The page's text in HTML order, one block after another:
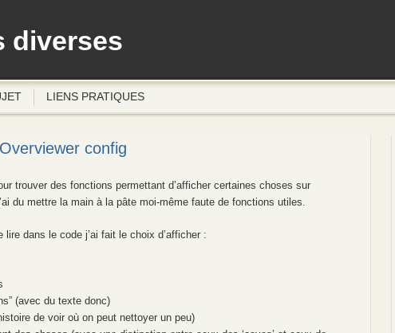
diverses
LIENS PRATIQUES
config
trouver des fonctions permettant d’afficher certaines choses sur
du mettre la main à la pâte moi-même faute de fonctions utiles.
lire dans le code j’ai fait le choix d’afficher :
(avec du texte donc)
de voir où on peut nettoyer un peu)